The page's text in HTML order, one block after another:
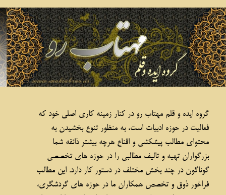
هفته ی پنجم؛ نوروز سی سال پیش
۱ ۲ ۳ ۴ ۵ بعدی
گروه ایده و قلم مهتاب رو در کنار زمینه کاری اصلی خود که
فعالیت در حوزه ادبیات است، به منظور تنوع بخشیدن به
محتوای مطالب پیشکشی و اقناع هرچه بیشتر ذائقه شما
بزرگواران تهیه و تالیف مطالبی را در حوزه های تخصصی
گوناگون در چند بخش مختلف در دستور کار دارد. این مطالب
فراخور ذوق و تخصص همکاران ما در حوزه های گردشگری،